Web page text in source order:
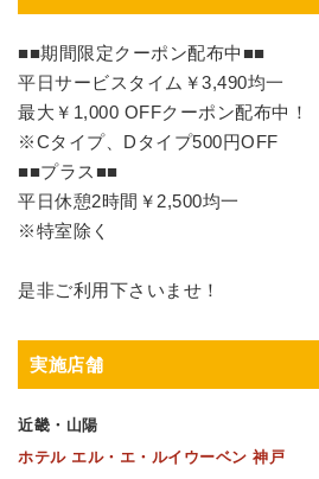
■■期間限定クーポン配布中■■
平日サービスタイム￥3,490均一
最大￥1,000 OFFクーポン配布中！
※Cタイプ、Dタイプ500円OFF
■■プラス■■
平日休憩2時間￥2,500均一
※特室除く
是非ご利用下さいませ！
実施店舗
近畿・山陽
ホテル エル・エ・ルイウーベン 神戸